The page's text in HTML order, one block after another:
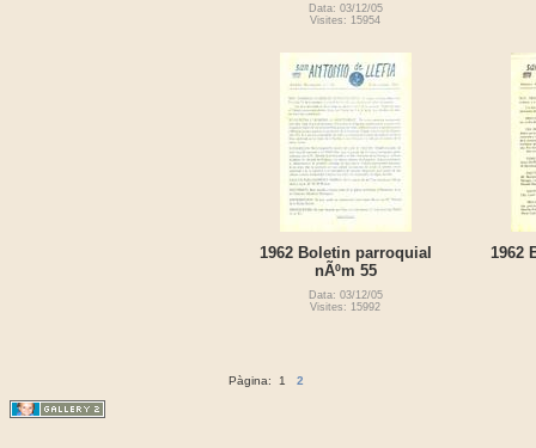
Data: 03/12/05
Visites: 15954
1962 Boletin parroquial
nÃºm 55
Data: 03/12/05
Visites: 15992
1962
Pàgina: 1 2